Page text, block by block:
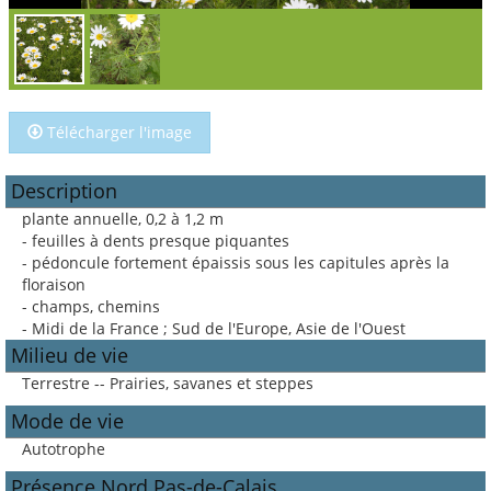
Télécharger l'image
Description
plante annuelle, 0,2 à 1,2 m
- feuilles à dents presque piquantes
- pédoncule fortement épaissis sous les capitules après la
floraison
- champs, chemins
- Midi de la France ; Sud de l'Europe, Asie de l'Ouest
Milieu de vie
Terrestre -- Prairies, savanes et steppes
Mode de vie
Autotrophe